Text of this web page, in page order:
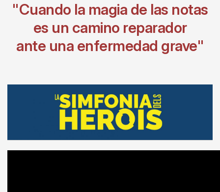
"Cuando la magia de las notas
es un camino reparador
ante una enfermedad grave"